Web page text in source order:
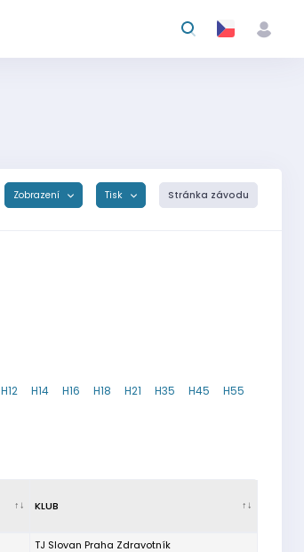
Zobrazení Tisk Stránka závodu
H12 H14 H16 H18 H21 H35 H45
H55
KLUB
TJ Slovan Praha Zdravotník